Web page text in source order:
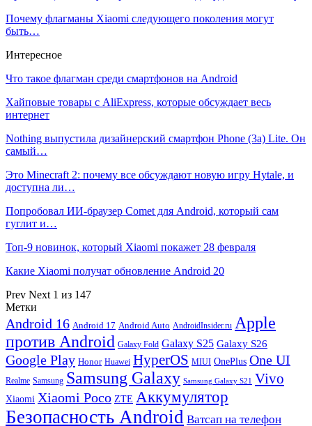
Почему флагманы Xiaomi следующего поколения могут
быть…
Интересное
Что такое флагман среди смартфонов на Android
Хайповые товары с AliExpress, которые обсуждает весь
интернет
Nothing выпустила дизайнерский смартфон Phone (3a) Lite. Он
самый…
Это Minecraft 2: почему все обсуждают новую игру Hytale, и
доступна ли…
Попробовал ИИ-браузер Comet для Android, который сам
гуглит и…
Топ-9 новинок, который Xiaomi покажет 28 февраля
Какие Xiaomi получат обновление Android 20
Prev Next 1 из 147
Метки
Android 16 Android 17 Android Auto AndroidInsider.ru Apple
против Android Galaxy Fold Galaxy S25 Galaxy S26
Google Play Honor Huawei HyperOS MIUI OnePlus One UI
Realme Samsung Samsung Galaxy Samsung Galaxy S21 Vivo
Xiaomi Xiaomi Poco ZTE Аккумулятор
Безопасность Android Ватсап на телефон